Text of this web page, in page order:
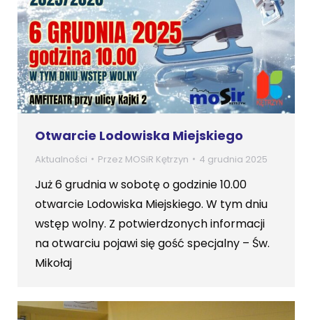
Otwarcie Lodowiska Miejskiego
Aktualności Przez MOSiR Kętrzyn 4 grudnia 2025
Już 6 grudnia w sobotę o godzinie 10.00
otwarcie Lodowiska Miejskiego. W tym dniu
wstęp wolny. Z potwierdzonych informacji
na otwarciu pojawi się gość specjalny – Św.
Mikołaj